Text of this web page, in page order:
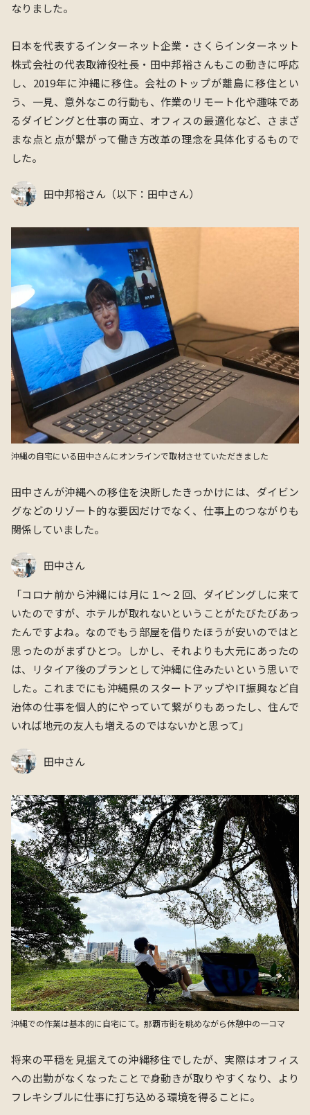
なりました。
日本を代表するインターネット企業・さくらインターネット
株式会社の代表取締役社長・田中邦裕さんもこの動きに呼応
し、2019年に沖縄に移住。会社のトップが離島に移住とい
う、一見、意外なこの行動も、作業のリモート化や趣味であ
るダイビングと仕事の両立、オフィスの最適化など、さまざ
まな点と点が繋がって働き方改革の理念を具体化するもので
した。
田中邦裕さん（以下：田中さん）
沖縄の自宅にいる田中さんにオンラインで取材させていただきました
田中さんが沖縄への移住を決断したきっかけには、ダイビン
グなどのリゾート的な要因だけでなく、仕事上のつながりも
関係していました。
田中さん
「コロナ前から沖縄には⽉に１〜２回、ダイビングしに来て
いたのですが、ホテルが取れないということがたびたびあっ
たんですよね。なのでもう部屋を借りたほうが安いのではと
思ったのがまずひとつ。しかし、それよりも大元にあったの
は、リタイア後のプランとして沖縄に住みたいという思いで
した。これまでにも沖縄県のスタートアップやIT振興など自
治体の仕事を個人的にやっていて繋がりもあったし、住んで
いれば地元の友人も増えるのではないかと思って」
田中さん
沖縄での作業は基本的に自宅にて。那覇市街を眺めながら休憩中の一コマ
将来の平穏を見据えての沖縄移住でしたが、実際はオフィス
への出勤がなくなったことで身動きが取りやすくなり、より
フレキシブルに仕事に打ち込める環境を得ることに。